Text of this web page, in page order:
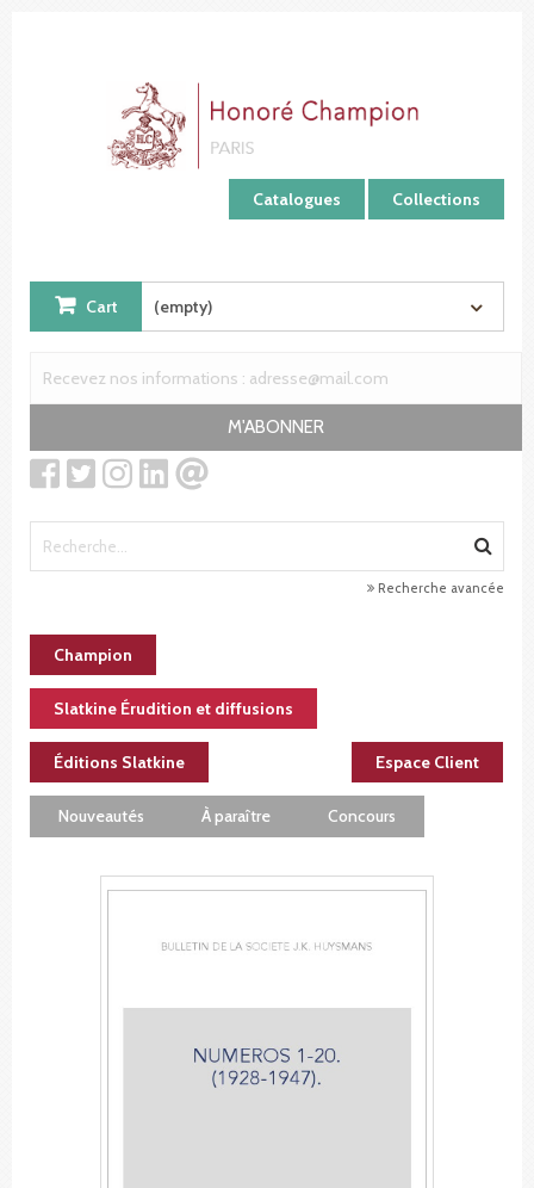
Catalogues Collections
Cart (empty)
M'ABONNER
Recherche avancée
Champion
Slatkine Érudition et diffusions
Éditions Slatkine Espace Client
Nouveautés À paraître Concours